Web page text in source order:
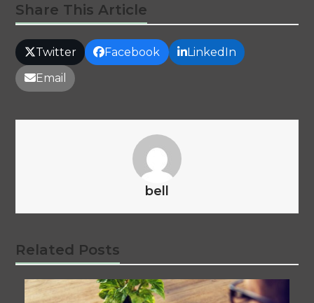
Share This Article
Twitter Facebook
LinkedIn
Email
bell
Related Posts